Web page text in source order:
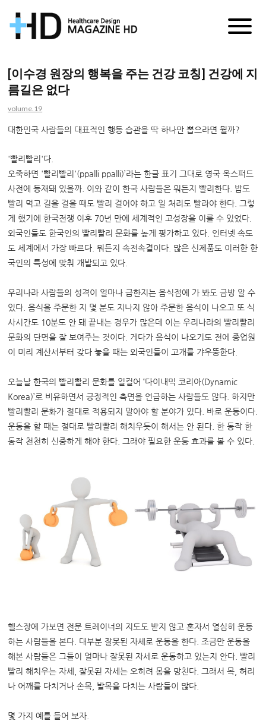
거
진
[이수경 원장의 행복을 주는 건강 코칭] 건강에 지
름길은 없다
volume.19
대한민국 사람들의 대표적인 행동 습관을 딱 하나만 뽑으라면 뭘까?
'빨리빨리'다.
오죽하면 '빨리빨리'(ppalli ppalli)’라는 한글 표기 그대로 영국 옥스퍼드
사전에 등재돼 있을까. 이와 같이 한국 사람들은 뭐든지 빨리한다. 밥도
빨리 먹고 길을 걸을 때도 빨리 걸어야 하고 일 처리도 빨라야 한다. 그렇
게 했기에 한국전쟁 이후 70년 만에 세계적인 고성장을 이룰 수 있었다.
외국인들도 한국인의 빨리빨리 문화를 높게 평가하고 있다. 인터넷 속도
도 세계에서 가장 빠르다. 뭐든지 속전속결이다. 많은 신제품도 이러한 한
국인의 특성에 맞춰 개발되고 있다.
우리나라 사람들의 성격이 얼마나 급한지는 음식점에 가 봐도 금방 알 수
있다. 음식을 주문한 지 몇 분도 지나지 않아 주문한 음식이 나오고 또 식
사시간도 10분도 안 돼 끝내는 경우가 많은데 이는 우리나라의 빨리빨리
문화의 단면을 잘 보여주는 것이다. 게다가 음식이 나오기도 전에 종업원
이 미리 계산서부터 갖다 놓을 때는 외국인들이 고개를 갸우뚱한다.
오늘날 한국의 빨리빨리 문화를 일컬어 ‘다이내믹 코리아(Dynamic
Korea)’로 비유하면서 긍정적인 측면을 언급하는 사람들도 많다. 하지만
빨리빨리 문화가 절대로 적용되지 말아야 할 분야가 있다. 바로 운동이다.
운동을 할 때는 절대로 빨리빨리 해치우듯이 해서는 안 된다. 한 동작 한
동작 천천히 신중하게 해야 한다. 그래야 필요한 운동 효과를 볼 수 있다.
헬스장에 가보면 전문 트레이너의 지도도 받지 않고 혼자서 열심히 운동
하는 사람들을 본다. 대부분 잘못된 자세로 운동을 한다. 조금만 운동을
해본 사람들은 그들이 얼마나 잘못된 자세로 운동하고 있는지 안다. 빨리
빨리 해치우는 자세, 잘못된 자세는 오히려 몸을 망친다. 그래서 목, 허리
나 어깨를 다치거나 손목, 발목을 다치는 사람들이 많다.
몇 가지 예를 들어 보자.